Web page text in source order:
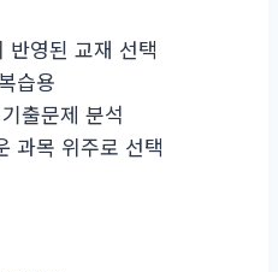
반영된 교재 선택
습용
출문제 분석
과목 위주로 선택